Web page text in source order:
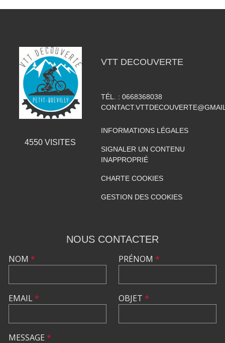
4550 VISITES
VTT DECOUVERTE
TÉL. : 0668368038
INFORMATIONS LÉGALES
SIGNALER UN CONTENU
INAPPROPRIÉ
CHARTE COOKIES
GESTION DES COOKIES
NOUS CONTACTER
NOM *
EMAIL*
PRÉNOM *
OBJET *
MESSAGE *